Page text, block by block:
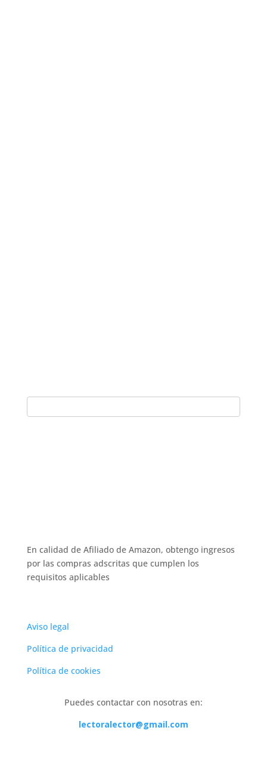
En calidad de Afiliado de Amazon, obtengo ingresos
por las compras adscritas que cumplen los
requisitos aplicables
Aviso legal
Política de privacidad
Política de cookies
Puedes contactar con nosotras en:
lectoralector@gmail.com